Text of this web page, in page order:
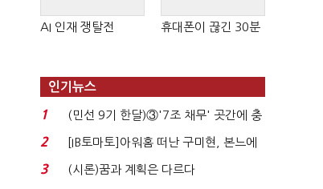
AI 인재 쟁탈전 휴대폰이 끊긴 30분
인기뉴스
1
(민선 9기 한달)③'7조 채무' 곳간에 충
격…추미애, 20년...
2
[IB토마토]아워홈 떠난 구미현, 본느에
340억 베팅…가...
3 (시론)꿈과 계획은 다르다